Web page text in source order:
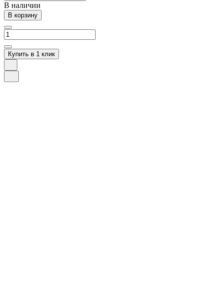
В наличии
В корзину
Купить в 1 клик